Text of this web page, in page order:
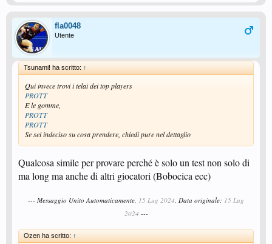
fla0048
Utente
Tsunami! ha scritto: ↑
Qui invece trovi i telai dei top players
PROTT
E le gomme,
PROTT
PROTT
Se sei indeciso su cosa prendere, chiedi pure nel dettaglio
Qualcosa simile per provare perché è solo un test non solo di
ma long ma anche di altri giocatori (Bobocica ecc)
--- Messaggio Unito Automaticamente, 15 Lug 2024, Data originale: 15 Lug
2024 ---
Ozen ha scritto: ↑